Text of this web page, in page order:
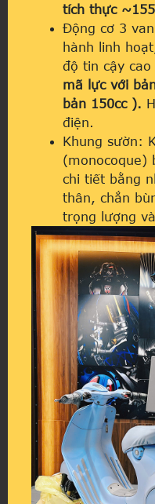
tích thực
Động cơ 3
hành linh
độ tin cậy cao
mã lực với
bản 150cc ).
điện.
Khung sườn:
(monocoque)
chi tiết bằng
thân, chắn
trọng lượng